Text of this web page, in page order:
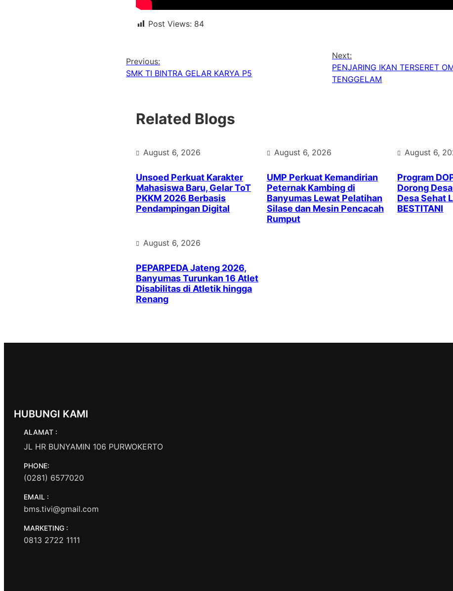
Post Views: 84
Previous:
SMK TI BINTRA GELAR KARYA P5
Next:
PENJARING IKAN TERSERET
TENGGELAM
Related Blogs
August 6, 2026
Unsoed Perkuat Karakter
Mahasiswa Baru, Gelar ToT
PKKM 2026 Berbasis
Pendampingan Digital
August 6, 2026
UMP Perkuat Kemandirian
Peternak Kambing di
Banyumas Lewat Pelatihan
Silase dan Mesin Pencacah
Rumput
August 6,
Program
Dorong
Desa Sehat
BESTITANI
August 6, 2026
PEPARPEDA Jateng 2026,
Banyumas Turunkan 16 Atlet
Disabilitas di Atletik hingga
Renang
HUBUNGI KAMI
ALAMAT :
JL HR BUNYAMIN 106 PURWOKERTO
PHONE:
(0281) 6577020
EMAIL :
bms.tivi@gmail.com
MARKETING :
0813 2722 1111